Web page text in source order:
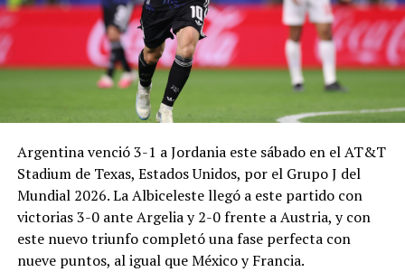
Argentina venció 3-1 a Jordania este sábado en el AT&T
Stadium de Texas, Estados Unidos, por el Grupo J del
Mundial 2026. La Albiceleste llegó a este partido con
victorias 3-0 ante Argelia y 2-0 frente a Austria, y con
este nuevo triunfo completó una fase perfecta con
nueve puntos, al igual que México y Francia.